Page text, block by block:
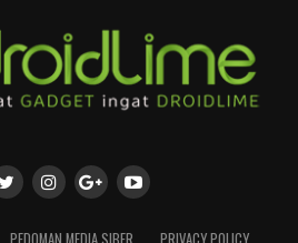
PEDOMAN MEDIA SIBER PRIVACY POLICY